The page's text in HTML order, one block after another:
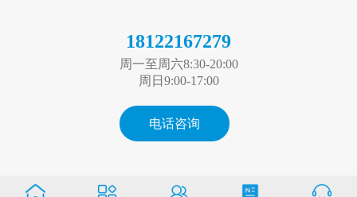
18122167279
周一至周六8:30-20:00
周日9:00-17:00
电话咨询